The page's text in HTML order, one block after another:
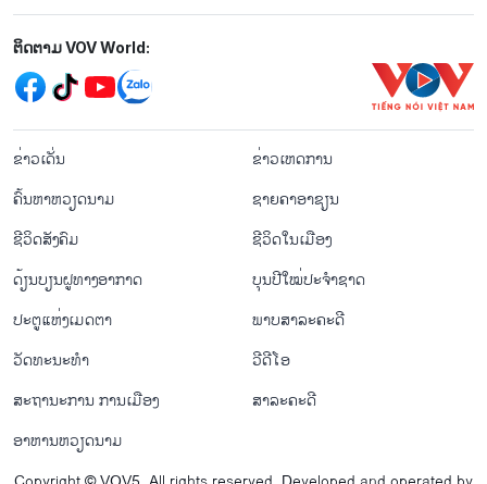
Mạng xã hội
ຕິດຕາມ VOV World:
menu footer tiếng Lào
ຂ່າວເດັ່ນ
ຂ່າວເຫດການ
ຄົ້ນຫາຫວຽດນາມ
ຊາຍຄາອາຊຽນ
ຊີ​ວິດ​ສັງ​ຄົມ
ຊີ​ວິດ​ໃນ​ເມືອງ
ດ້ຽນບຽນ​ຝູທາງ​ອາກາດ
ບຸນປີໃໝ່ປະຈຳຊາດ
ປະຕູແຫ່ງເມດຕາ
ພາບສາລະຄະດີ
ວັດທະນະທໍາ
ວີດີໂອ
ສະຖານະການ ການເມືອງ
ສາລະຄະດີ
ອາຫານຫວຽດນາມ